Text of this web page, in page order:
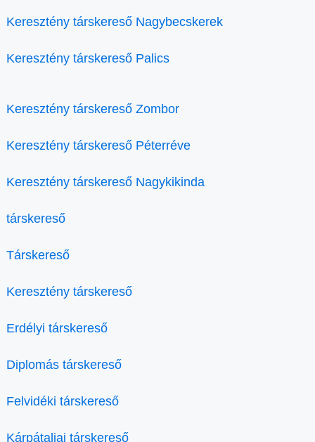
Keresztény társkereső Nagybecskerek
Keresztény társkereső Palics
Keresztény társkereső Zombor
Keresztény társkereső Péterréve
Keresztény társkereső Nagykikinda
társkereső
Társkereső
Keresztény társkereső
Erdélyi társkereső
Diplomás társkereső
Felvidéki társkereső
Kárpátaljai társkereső